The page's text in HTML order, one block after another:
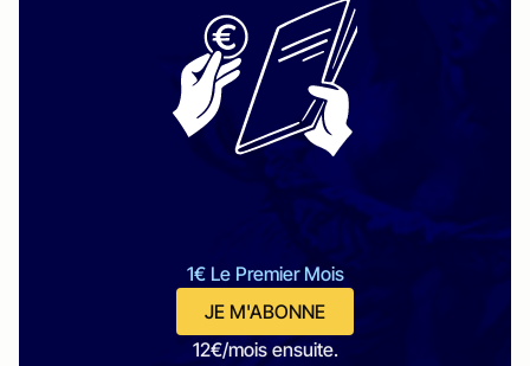
1€ Le Premier Mois
JE M'ABONNE
12€/mois ensuite.